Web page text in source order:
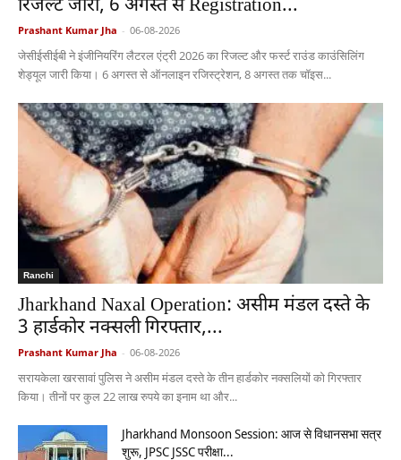
रिजल्ट जारी, 6 अगस्त से Registration...
Prashant Kumar Jha - 06-08-2026
जेसीईसीईबी ने इंजीनियरिंग लैटरल एंट्री 2026 का रिजल्ट और फर्स्ट राउंड काउंसिलिंग
शेड्यूल जारी किया। 6 अगस्त से ऑनलाइन रजिस्ट्रेशन, 8 अगस्त तक चॉइस...
Ranchi
Jharkhand Naxal Operation: असीम मंडल दस्ते के
3 हार्डकोर नक्सली गिरफ्तार,...
Prashant Kumar Jha - 06-08-2026
सरायकेला खरसावां पुलिस ने असीम मंडल दस्ते के तीन हार्डकोर नक्सलियों को गिरफ्तार
किया। तीनों पर कुल 22 लाख रुपये का इनाम था और...
Jharkhand Monsoon Session: आज से विधानसभा सत्र
शुरू, JPSC JSSC परीक्षा...